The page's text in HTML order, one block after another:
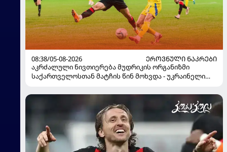
08:38/05-08-2026
ᲔᲠᲝᲕᲜᲣᲚᲘ ᲜᲐᲙᲠᲔᲑᲘ
აკრძალული ნივთიერება მუდრიკის ორგანიზმი
საქართველოსთან მატჩის წინ მოხვდა - უკრაინელი
ინფორმაციას ავრცელებს